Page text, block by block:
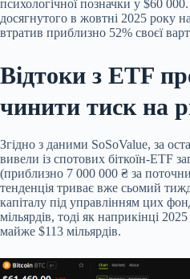
психологічної позначки у $60
досягнутого в жовтні 2025 року
втратив приблизно 52% своєї
Відтоки з ETF
чинити тиск на
Згідно з даними SoSoValue, за
вивели із спотових біткоїн-ETF
(приблизно 7 000 000 ₴ за
тенденція триває вже сьомий
капіталу під управлінням цих
мільярдів, тоді як наприкінці
майже $113 мільярдів.